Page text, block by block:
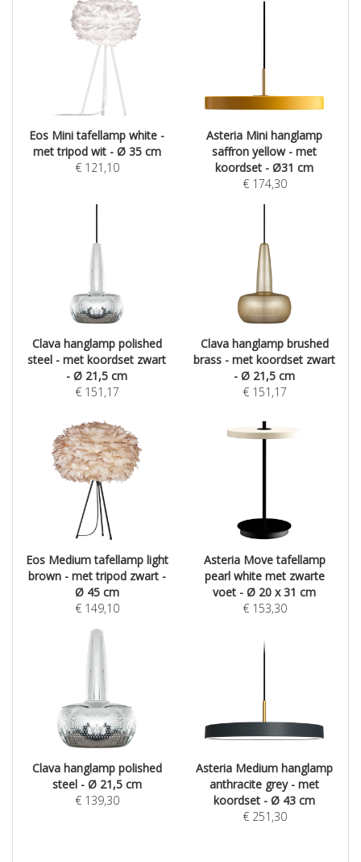
Eos Mini tafellamp white -
met tripod wit - Ø 35 cm
€ 121,10
Asteria Mini hanglamp
saffron yellow - met
koordset - Ø31 cm
€ 174,30
Clava hanglamp polished
steel - met koordset zwart
- Ø 21,5 cm
€ 151,17
Clava hanglamp brushed
brass - met koordset zwart
- Ø 21,5 cm
€ 151,17
Eos Medium tafellamp light
brown - met tripod zwart -
Ø 45 cm
€ 149,10
Asteria Move tafellamp
pearl white met zwarte
voet - Ø 20 x 31 cm
€ 153,30
Clava hanglamp polished
steel - Ø 21,5 cm
€ 139,30
Asteria Medium hanglamp
anthracite grey - met
koordset - Ø 43 cm
€ 251,30